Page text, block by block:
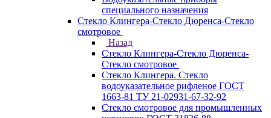
специального назначения
Стекло Клингера-Стекло Дюренса-Стекло
смотровое
Назад
Стекло Клингера-Стекло Дюренса-
Стекло смотровое
Стекло Клингера. Стекло
водоуказательное рифленое ГОСТ
1663-81 ТУ 21-02931-67-32-92
Стекло смотровое для промышленных